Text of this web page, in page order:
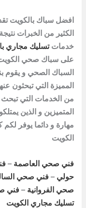
افضل سباك بالكويت
الكثير من الخبرات
خدماتتسليك مجاري
على سباك صحي
السباك الصحي و يقوم
المميزة التي تبحثون
من الخدمات التي
المتميزين و الذين
مهارة و دائما يوفر
الكويت
فني صحي العاصمة –
حولي – فني صحي
صحي الفروانية –فني
تسليك مجاري الكويت